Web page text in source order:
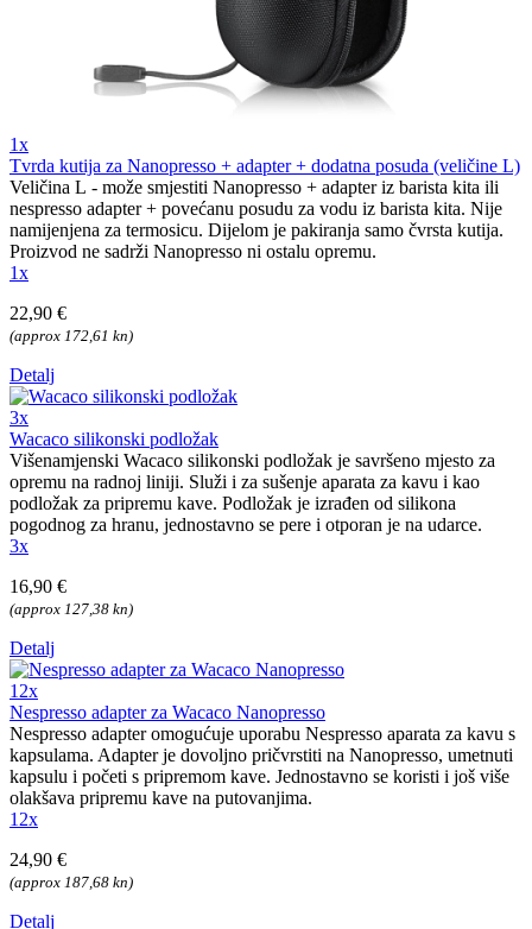
1x
Tvrda kutija za Nanopresso + adapter + dodatna posuda (veličine L)
Veličina L - može smjestiti Nanopresso + adapter iz barista kita ili
nespresso adapter + povećanu posudu za vodu iz barista kita. Nije
namijenjena za termosicu. Dijelom je pakiranja samo čvrsta kutija.
Proizvod ne sadrži Nanopresso ni ostalu opremu.
1x
22,90 €
(approx 172,61 kn)
Detalj
3x
Wacaco silikonski podložak
Višenamjenski Wacaco silikonski podložak je savršeno mjesto za
opremu na radnoj liniji. Služi i za sušenje aparata za kavu i kao
podložak za pripremu kave. Podložak je izrađen od silikona
pogodnog za hranu, jednostavno se pere i otporan je na udarce.
3x
16,90 €
(approx 127,38 kn)
Detalj
12x
Nespresso adapter za Wacaco Nanopresso
Nespresso adapter omogućuje uporabu Nespresso aparata za kavu s
kapsulama. Adapter je dovoljno pričvrstiti na Nanopresso, umetnuti
kapsulu i početi s pripremom kave. Jednostavno se koristi i još više
olakšava pripremu kave na putovanjima.
12x
24,90 €
(approx 187,68 kn)
Detalj